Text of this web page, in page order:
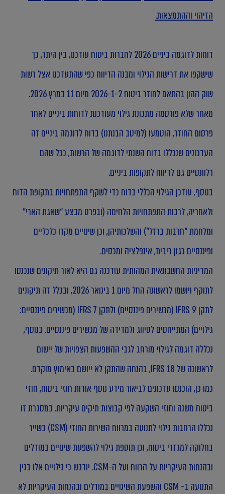
הזיהוי וההתמצאות.
דוחות לדוגמה ביניים 2026 לחברות ביטוח עודכנו, בין היתר, כך
שישקפו את דרישות הגילוי ומבנה הדיווח כפי שהתעדכנו אצל רשות
שוק ההון בהתאם לחוזר ביטוח 2026-1-2 מיום 11 במרץ 2026.
מאחר שלא פורסמה מתכונת גילוי מעודכנת לדוחות ביניים לאחר
פרסום החוזר, הוטמעו (למיטב הבנתנו) בדוח לדוגמה ביניים זה
העדכונים שנכללו בדוח השנתי לדוגמה של הרשות, ככל שהם
רלוונטיים גם לדיווח לתקופות ביניים.
בנוסף, עודכן הגילוי הכללי בדוח כדי לשקף התפתחויות בתקופת הדוח
ולאחריה, לרבות התפתחויות הלחימה (ובפרט מבצע “שאגת הארי”
ומלחמת “חרבות ברזל”) והשלכותיהן, וכן שינויים מקרו כלכליים
ופיננסיים כגון ריבית, אינפלציה ומכסים.
המדיניות החשבונאית המהותית עודכנה גם היא לאור תיקונים שנכנסו
לתוקף ויושמו לראשונה החל מיום 1 בינואר 2026, ובכלל זה תיקונים
לתקן IFRS 9 (מכשירים פיננסיים) ולתקן IFRS 7 (מכשירים פיננסיים:
גילויים) המתייחסים לסיווג ולמדידה של מכשירים פיננסיים. בנוסף,
נכללה דוגמה לגילוי מורחב לגבי ההשפעות הצפויות של יישום
לראשונה של IFRS 18, בהנחה שהתקן לא ייושם באימוץ מוקדם.
כמו כן, הוכנסו עדכונים לביאור מידע נוסף אודות חוזי ביטוח, חוזי
ביטוח משנה וחוזי השקעה לפי קבוצות תיקים עיקריות. במסגרת זו
נכללו הרחבות גילוי לתנועה במרווח השירות החוזי (CSM) בשייר
בחלוקה למגזרי ביטוח, וכן תוספת גילוי להשפעת שינויים במודלים
ובהנחות העיקריות על הרווח ועל ה-CSM. יודגש כי גילויים אלו בגין
התנועה ב- CSM והשפעת השינויים במודלים ובהנחות העיקריות לא